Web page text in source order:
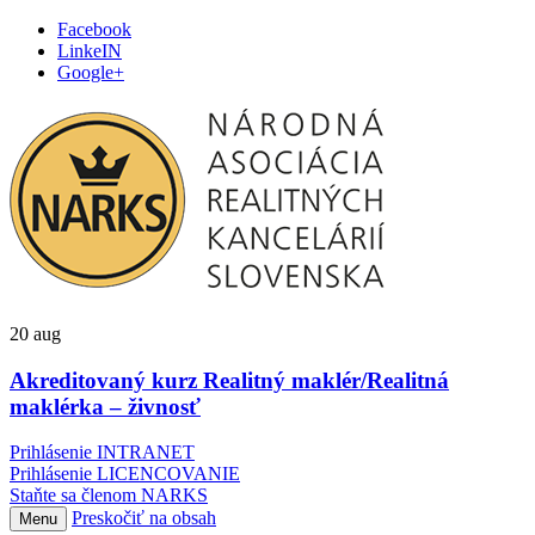
Facebook
LinkeIN
Google+
20 aug
Akreditovaný kurz Realitný maklér/Realitná
maklérka – živnosť
Prihlásenie INTRANET
Prihlásenie LICENCOVANIE
Staňte sa členom NARKS
Menu Preskočiť na obsah